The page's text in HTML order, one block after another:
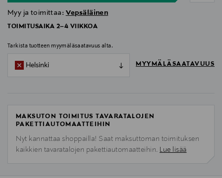
Myy ja toimittaa: Vepsäläinen
TOIMITUSAIKA 2–4 VIIKKOA
Tarkista tuotteen myymäläsaatavuus alta.
Helsinki MYYMÄLÄSAATAVUUS
MAKSUTON TOIMITUS TAVARATALOJEN
PAKETTIAUTOMAATTEIHIN
Nyt kannattaa shoppailla! Saat maksuttoman toimituksen
kaikkien tavaratalojen pakettiautomaatteihin. Lue lisää